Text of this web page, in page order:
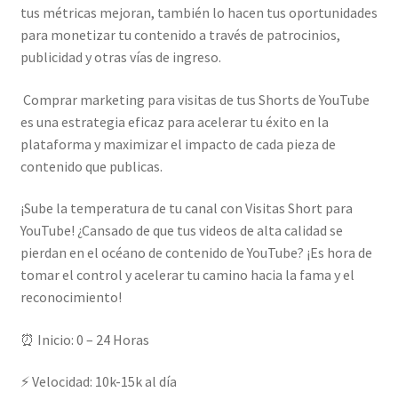
tus métricas mejoran, también lo hacen tus oportunidades
para monetizar tu contenido a través de patrocinios,
publicidad y otras vías de ingreso.
Comprar marketing para visitas de tus Shorts de YouTube
es una estrategia eficaz para acelerar tu éxito en la
plataforma y maximizar el impacto de cada pieza de
contenido que publicas.
¡Sube la temperatura de tu canal con Visitas Short para
YouTube! ¿Cansado de que tus videos de alta calidad se
pierdan en el océano de contenido de YouTube? ¡Es hora de
tomar el control y acelerar tu camino hacia la fama y el
reconocimiento!
⏰ Inicio: 0 – 24 Horas
⚡ Velocidad: 10k-15k al día